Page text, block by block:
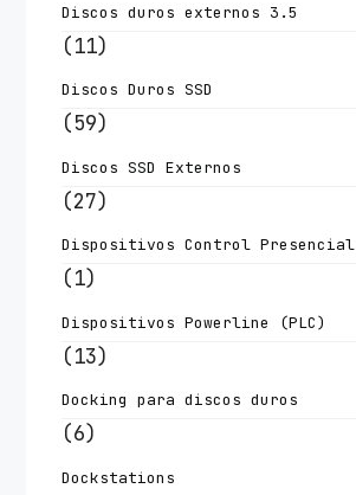
Discos duros externos 3.5
(11)
Discos Duros SSD
(59)
Discos SSD Externos
(27)
Dispositivos Control Presencial
(1)
Dispositivos Powerline (PLC)
(13)
Docking para discos duros
(6)
Dockstations